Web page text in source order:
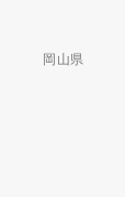
岡山県